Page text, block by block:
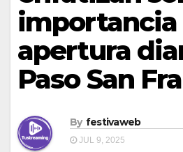
importancia
apertura
Paso San
By festivaweb
JUL 9, 2025